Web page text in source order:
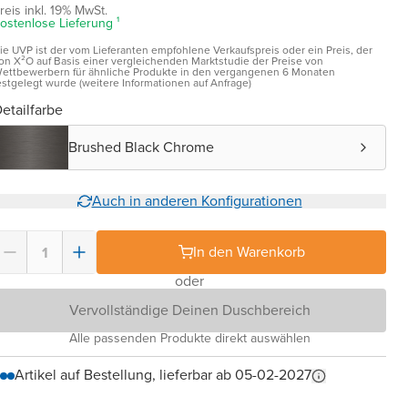
inkl. 19% MwSt.
Lieferung ¹
UVP ist der vom Lieferanten empfohlene Verkaufspreis oder ein Preis, der
X²O auf Basis einer vergleichenden Marktstudie der Preise von
für ähnliche Produkte in den vergangenen 6 Monaten
wurde (weitere Informationen auf Anfrage)
Brushed Black Chrome
Auch in anderen Konfigurationen
In den Warenkorb
oder
Vervollständige Deinen Duschbereich
Alle passenden Produkte direkt auswählen
Artikel auf Bestellung, lieferbar ab 05-02-2027